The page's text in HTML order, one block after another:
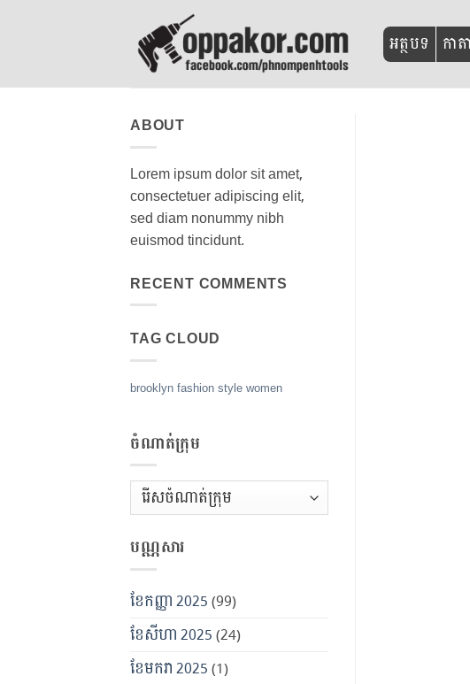
អត្ថបទ កា
ABOUT
Lorem ipsum dolor sit amet,
consectetuer adipiscing elit,
sed diam nonummy nibh
euismod tincidunt.
RECENT COMMENTS
TAG CLOUD
brooklynfashionstylewomen
ចំណាត់ក្រុម
ចំណាត់
ក្រុម
បណ្ណសារ
ខែ​កញ្ញា 2025(99)
ខែ​សីហា 2025(24)
ខែ​មករា 2025(1)